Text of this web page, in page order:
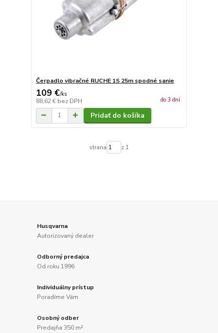
Čerpadlo vibračné RUCHE 1S 25m spodné sanie
109 €/ks
88,62 € bez DPH do 3 dní
Pridať do košíka
strana z 1
Husqvarna
Autorizovaný dealer
Odborný predajca
Od roku 1996
Individuálny prístup
Poradíme Vám
Osobný odber
Predajňa 350 m²